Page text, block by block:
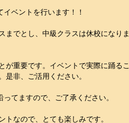
ベントを行います！！
までとし、中級クラスは休校になりま
が重要です。イベントで実際に踊るこ
是非、ご活用ください。
てますので、ご了承ください。
なので、とても楽しみです。